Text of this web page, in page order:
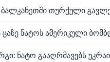
თურქული
ნატოს ამერიკული
ნატო გააღრმავებს